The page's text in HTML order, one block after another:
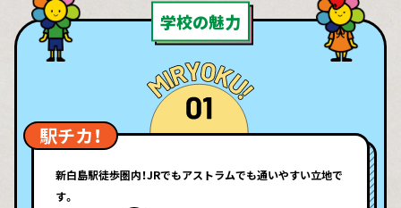
学校の魅力
駅チカ！
新白島駅徒歩圏内！JRでもアストラムでも通いやすい立地で
す。